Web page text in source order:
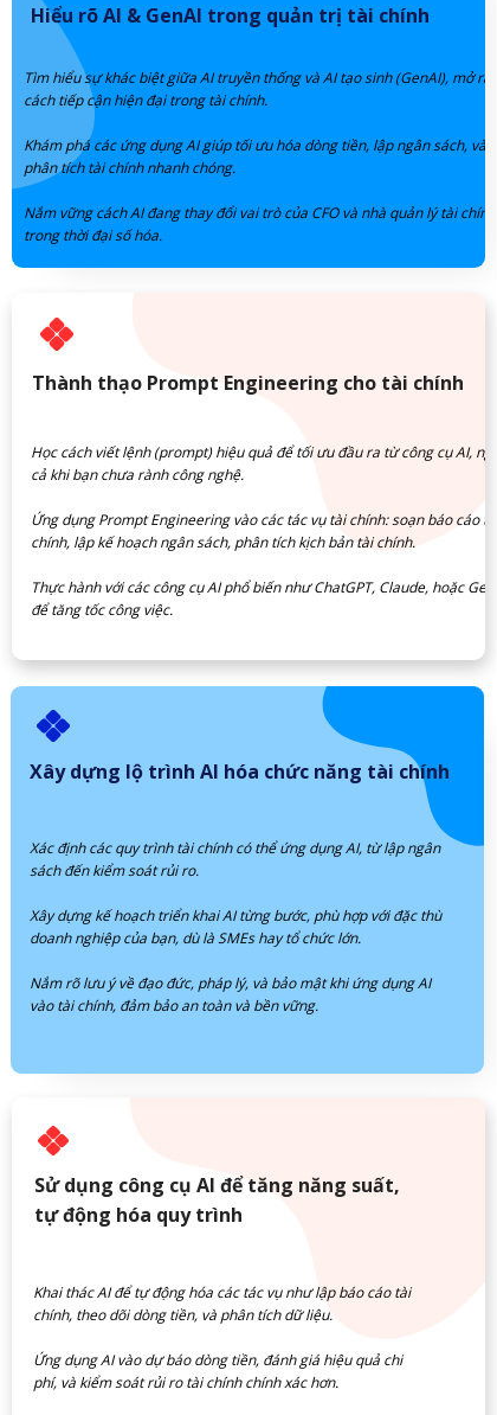
Hiểu rõ AI & GenAI trong quản trị tài chính
Tìm hiểu sự khác biệt giữa AI truyền thống và AI tạo sinh (GenAI), mở ra
cách tiếp cận hiện đại trong tài chính.
Khám phá các ứng dụng AI giúp tối ưu hóa dòng tiền, lập ngân sách, và
phân tích tài chính nhanh chóng.
Nắm vững cách AI đang thay đổi vai trò của CFO và nhà quản lý tài chính
trong thời đại số hóa.
Sử dụng công cụ AI để tăng năng suất,
tự động hóa quy trình
Khai thác AI để tự động hóa các tác vụ như lập báo cáo tài
chính, theo dõi dòng tiền, và phân tích dữ liệu.
Ứng dụng AI vào dự báo dòng tiền, đánh giá hiệu quả chi
phí, và kiểm soát rủi ro tài chính chính xác hơn.
Xây dựng lộ trình AI hóa chức năng tài chính
Xác định các quy trình tài chính có thể ứng dụng AI, từ lập ngân
sách đến kiểm soát rủi ro.
Xây dựng kế hoạch triển khai AI từng bước, phù hợp với đặc thù
doanh nghiệp của bạn, dù là SMEs hay tổ chức lớn.
Nắm rõ lưu ý về đạo đức, pháp lý, và bảo mật khi ứng dụng AI
vào tài chính, đảm bảo an toàn và bền vững.
Thành thạo Prompt Engineering cho tài chính
Học cách viết lệnh (prompt) hiệu quả để tối ưu đầu ra từ công cụ AI, ngay
cả khi bạn chưa rành công nghệ.
Ứng dụng Prompt Engineering vào các tác vụ tài chính: soạn báo cáo tài
chính, lập kế hoạch ngân sách, phân tích kịch bản tài chính.
Thực hành với các công cụ AI phổ biến như ChatGPT, Claude, hoặc
để tăng tốc công việc.